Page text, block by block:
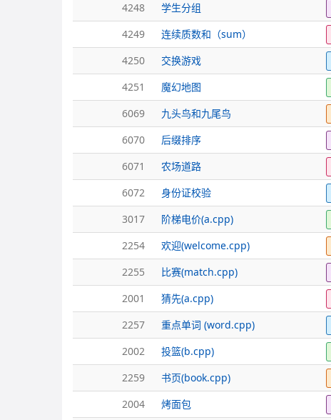
4248
学生分组
4249
连续质数和（sum）
4250
交换游戏
4251
魔幻地图
6069
九头鸟和九尾鸟
6070
后缀排序
6071
农场道路
6072
身份证校验
3017
阶梯电价(a.cpp)
2254
欢迎(welcome.cpp)
2255
比赛(match.cpp)
2001
猜先(a.cpp)
2257
重点单词 (word.cpp)
2002
投篮(b.cpp)
2259
书页(book.cpp)
2004
烤面包